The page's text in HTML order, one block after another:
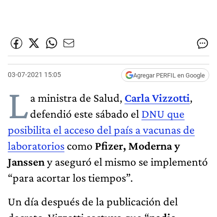
03-07-2021 15:05 Agregar PERFIL en Google
La ministra de Salud, Carla Vizzotti,
defendió este sábado el DNU que
posibilita el acceso del país a vacunas de
laboratorios como Pfizer, Moderna y
Jansseny aseguró el mismo se implementó
“para acortar los tiempos”.
Un día después de la publicación del